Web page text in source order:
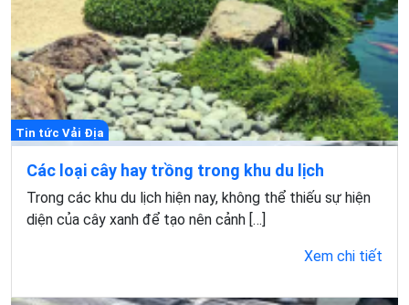
Tin tức Vải Địa
Các loại cây hay trồng trong khu du lịch
Trong các khu du lịch hiện nay, không thể thiếu sự hiện
diện của cây xanh để tạo nên cảnh […]
Xem chi tiết